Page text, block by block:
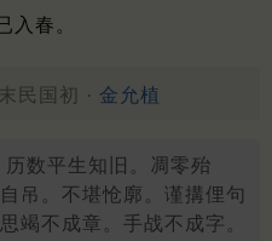
入春。
民国初 · 金允植
数平生知旧。凋零殆
吊。不堪怆廓。谨搆俚句
竭不成章。手战不成字。